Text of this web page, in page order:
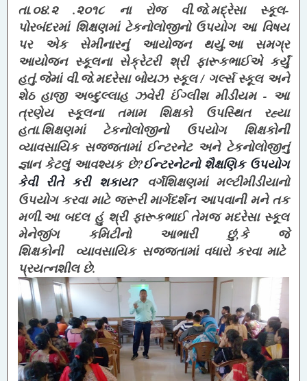
તા.૦૪.૨ .૨૦૧૮ ના રોજ વી.જે.મદ્રેસા સ્કૂલ-
પોરબંદરમાં શિક્ષણમાં ટેકનોલોજીનો ઉપયોગ આ વિષય
પર
એક સેમીનારનું આયોજન થયું.આ સમગ્ર
આયોજન સ્કૂલના સેક્રેટરી શ્રી ફારૂકભાઈએ કર્યું
હતું.જેમાં વી.જે.મદરેસા બોયઝ સ્કૂલ / ગર્લ્સ સ્કૂલ અને
શેઠ હાજી અબ્દુલ્લાહ ઝવેરી ઈંગ્લીશ મીડીયમ - આ
ત્રણેય સ્કૂલના તમામ શિક્ષકો ઉપસ્થિત રહ્યા
હતા.શિક્ષણમાં ટેકનોલોજીનો ઉપયોગ શિક્ષકોની
વ્યાવસાયિક સજ્જતામાં ઈન્ટરનેટ અને ટેકનોલોજીનું
જ્ઞાન કેટલું આવશ્યક છે?ઈન્ટરનેટનો શૈક્ષણિક ઉપયોગ
કેવી રીતે કરી શકાય?વર્ગશિક્ષણમાં મલ્ટીમીડીયાનો
ઉપયોગ કરવા માટે જરૂરી માર્ગદર્શન આપવાની મને તક
મળી.આ બદલ હું શ્રી ફારૂકભાઈ તેમજ મદરેસા સ્કૂલ
મેનેજીંગ કમિટીનો આભારી છું,કે જે
શિક્ષકોની વ્યાવસાયિક સજ્જતામાં વધારો કરવા માટે
પ્રયત્નશીલ છે.